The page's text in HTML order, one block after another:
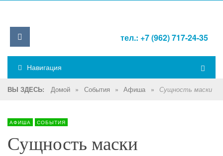
тел.: +7 (962) 717-24-35
Навигация
ВЫ ЗДЕСЬ: Домой » События » Афиша » Сущность маски
АФИША СОБЫТИЯ
Сущность маски